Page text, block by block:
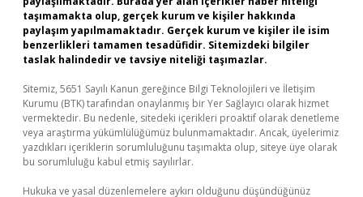
taşımamakta olup, gerçek kurum ve kişiler hakkında
paylaşım yapılmamaktadır. Gerçek kurum ve kişiler ile isim
benzerlikleri tamamen tesadüfidir. Sitemizdeki bilgiler
taslak halindedir ve tavsiye niteliği taşımazlar.
Sitemiz, 5651 Sayılı Kanun gereğince Bilgi Teknolojileri ve İletişim
Kurumu (BTK) tarafından onaylanmış bir Yer Sağlayıcı olarak hizmet
vermektedir. Bu nedenle, sitedeki içerikleri proaktif olarak denetleme
veya araştırma yükümlülüğümüz bulunmamaktadır. Ancak, üyelerimiz
yazdıkları içeriklerin sorumluluğunu taşımakta olup, siteye üye olarak
bu sorumluluğu kabul etmiş sayılırlar.
Hukuka ve yasal düzenlemelere aykırı olduğunu düşündüğünüz